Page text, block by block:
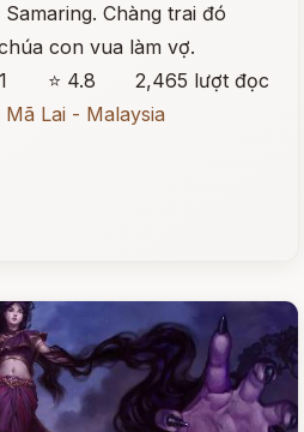
Chàng trai đó
con vua làm vợ.
⭐ 4.8
2,465 lượt đọc
Lai - Malaysia